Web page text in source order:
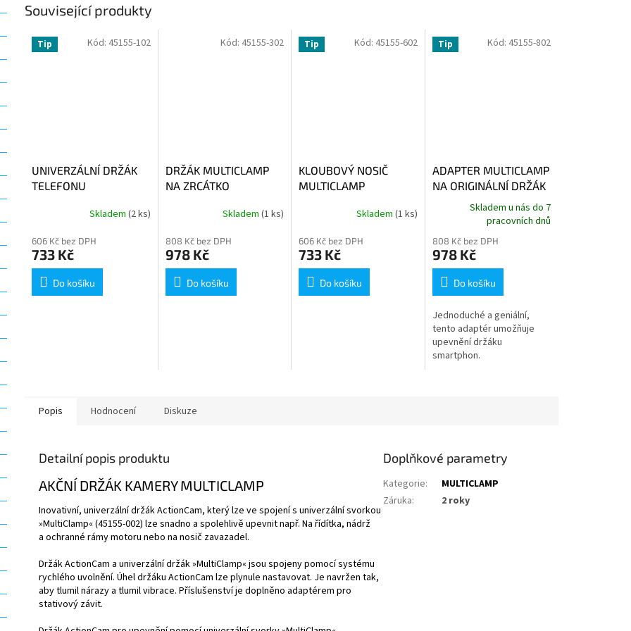
Související produkty
Tip
UNIVERZÁLNÍ DRŽÁK
TELEFONU
Skladem (2 ks)
606 Kč bez DPH
733 Kč
Do košíku
Kód: 45155-102
DRŽÁK MULTICLAMP
NA ZRCÁTKO
Skladem (1 ks)
808 Kč bez DPH
978 Kč
Do košíku
Kód: 45155-302 Tip
KLOUBOVÝ NOSIČ
MULTICLAMP
Skladem (1 ks)
606 Kč bez DPH
733 Kč
Do košíku
Kód: 45155-602 Tip
ADAPTER MULTICLAMP
NA ORIGINÁLNÍ DRŽÁK
GPS BMWSkladem u nás do 7
pracovních dnů
808 Kč bez DPH
978 Kč
Do košíku
Jednoduché a geniální,
tento adaptér umožňuje
upevnění držáku
smartphon.
Kód: 45155-802
Popis Hodnocení Diskuze
Detailní popis produktu
AKČNÍ DRŽÁK KAMERY MULTICLAMP
Inovativní, univerzální držák ActionCam, který lze ve spojení s univerzální svorkou
»MultiClamp« (45155-002) lze snadno a spolehlivě upevnit např. Na řídítka, nádrž
a ochranné rámy motoru nebo na nosič zavazadel.
Držák ActionCam a univerzální držák »MultiClamp« jsou spojeny pomocí systému
rychlého uvolnění. Úhel držáku ActionCam lze plynule nastavovat. Je navržen tak,
aby tlumil nárazy a tlumil vibrace. Příslušenství je doplněno adaptérem pro
stativový závit.
Doplňkové parametry
Kategorie:
MULTICLAMP
Záruka: 2 roky